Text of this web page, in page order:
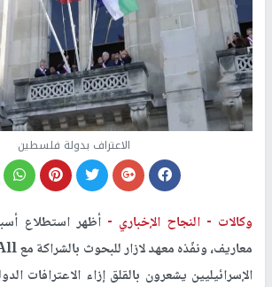
الاعتراف بدولة فلسطين
وكالات -النجاح الإخباري -أظهر استطلاع
معاريف
الإسرائيليين يشعرون بالقلق إزاء الاعترافات